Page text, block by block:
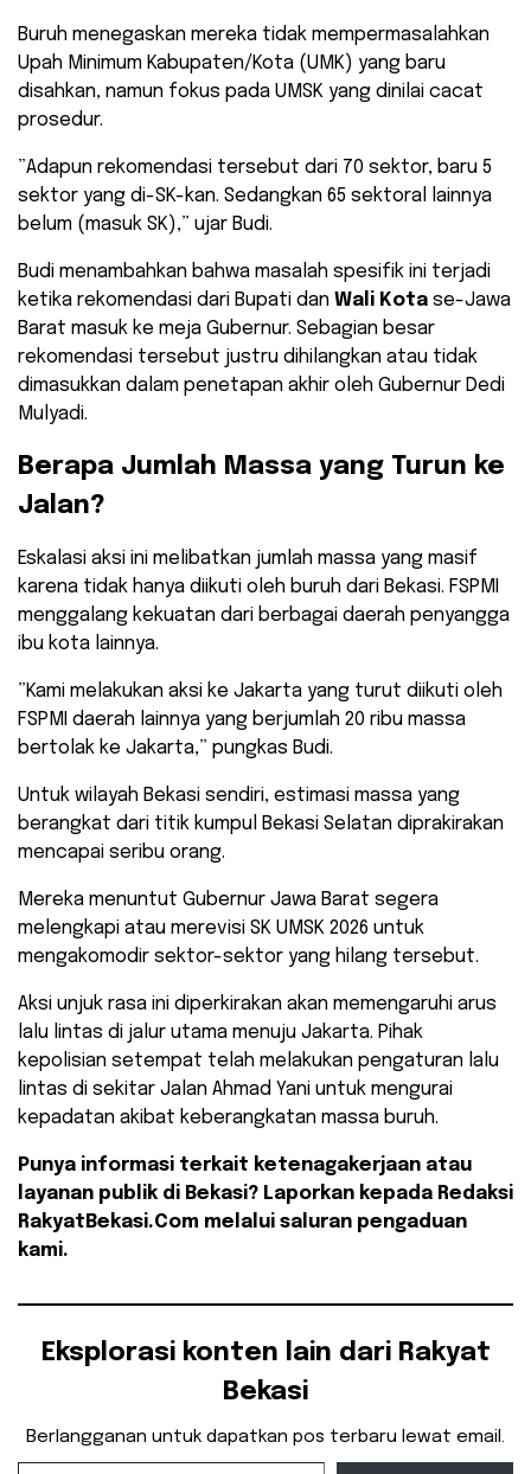
Buruh menegaskan mereka tidak mempermasalahkan
Upah Minimum Kabupaten/Kota (UMK) yang baru
disahkan, namun fokus pada UMSK yang dinilai cacat
prosedur.
​”Adapun rekomendasi tersebut dari 70 sektor, baru 5
sektor yang di-SK-kan. Sedangkan 65 sektoral lainnya
belum (masuk SK),” ujar Budi.
​Budi menambahkan bahwa masalah spesifik ini terjadi
ketika rekomendasi dari Bupati dan Wali Kota se-Jawa
Barat masuk ke meja Gubernur. Sebagian besar
rekomendasi tersebut justru dihilangkan atau tidak
dimasukkan dalam penetapan akhir oleh Gubernur Dedi
Mulyadi.
​Berapa Jumlah Massa yang Turun ke
Jalan?
​Eskalasi aksi ini melibatkan jumlah massa yang masif
karena tidak hanya diikuti oleh buruh dari Bekasi. FSPMI
menggalang kekuatan dari berbagai daerah penyangga
ibu kota lainnya.
​”Kami melakukan aksi ke Jakarta yang turut diikuti oleh
FSPMI daerah lainnya yang berjumlah 20 ribu massa
bertolak ke Jakarta,” pungkas Budi.
​Untuk wilayah Bekasi sendiri, estimasi massa yang
berangkat dari titik kumpul Bekasi Selatan diprakirakan
mencapai seribu orang.
Mereka menuntut Gubernur Jawa Barat segera
melengkapi atau merevisi SK UMSK 2026 untuk
mengakomodir sektor-sektor yang hilang tersebut.
​Aksi unjuk rasa ini diperkirakan akan memengaruhi arus
lalu lintas di jalur utama menuju Jakarta. Pihak
kepolisian setempat telah melakukan pengaturan lalu
lintas di sekitar Jalan Ahmad Yani untuk mengurai
kepadatan akibat keberangkatan massa buruh.
Punya informasi terkait ketenagakerjaan atau
layanan publik di Bekasi? Laporkan kepada Redaksi
RakyatBekasi.Com melalui saluran pengaduan
kami.
Eksplorasi konten lain dari Rakyat
Bekasi
Berlangganan untuk dapatkan pos terbaru lewat email.
Ketikkan email Anda...